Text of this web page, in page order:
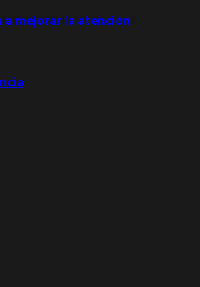
mejorar la atención